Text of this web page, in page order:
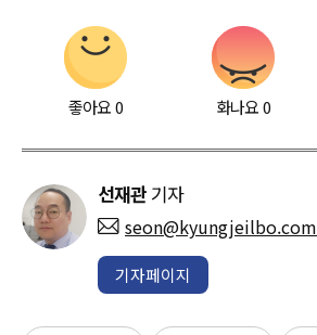
좋아요0 화나요0
선재관 기자
seon@kyungjeilbo.com
기자페이지